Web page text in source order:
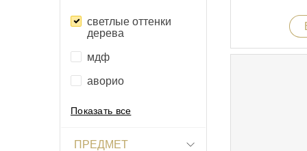
светлые оттенки
дерева
мдф
аворио
Показать все
ПРЕДМЕТ